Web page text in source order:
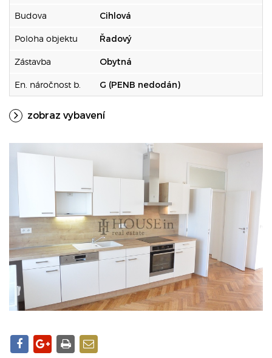
Budova Cihlová
Poloha objektu Řadový
Zástavba Obytná
En. náročnost b. G (PENB nedodán)
zobraz vybavení